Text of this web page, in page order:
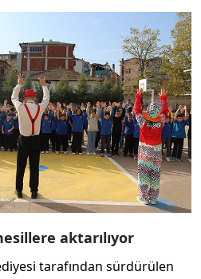
aktarılıyor
tarafından sürdürülen